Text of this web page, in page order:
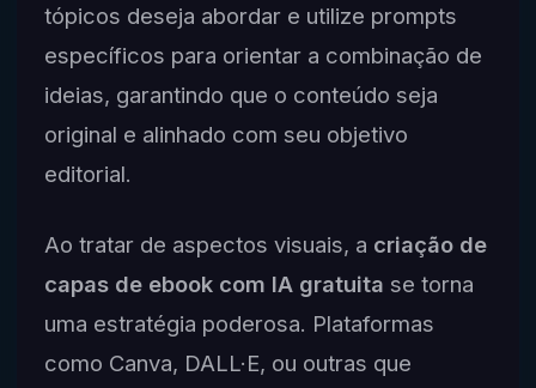
tópicos deseja abordar e utilize prompts
específicos para orientar a combinação de
ideias, garantindo que o conteúdo seja
original e alinhado com seu objetivo
editorial.
Ao tratar de aspectos visuais, a criação de
capas de ebook com IA gratuita se torna
uma estratégia poderosa. Plataformas
como Canva, DALL·E, ou outras que